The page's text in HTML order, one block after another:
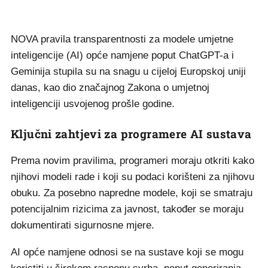
NOVA pravila transparentnosti za modele umjetne
inteligencije (AI) opće namjene poput ChatGPT-a i
Geminija stupila su na snagu u cijeloj Europskoj uniji
danas, kao dio značajnog Zakona o umjetnoj
inteligenciji usvojenog prošle godine.
Ključni zahtjevi za programere AI sustava
Prema novim pravilima, programeri moraju otkriti kako
njihovi modeli rade i koji su podaci korišteni za njihovu
obuku. Za posebno napredne modele, koji se smatraju
potencijalnim rizicima za javnost, također se moraju
dokumentirati sigurnosne mjere.
AI opće namjene odnosi se na sustave koji se mogu